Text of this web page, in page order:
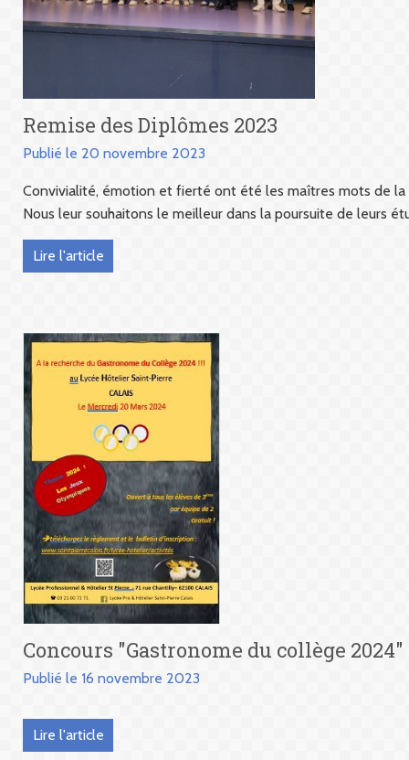
Remise des Diplômes 2023
Publié le 20 novembre 2023
Convivialité, émotion et fierté ont été les maîtres mots de
Nous leur souhaitons le meilleur dans la poursuite de leurs
Lire l'article
Concours "Gastronome du collège 2024"
Publié le 16 novembre 2023
Lire l'article